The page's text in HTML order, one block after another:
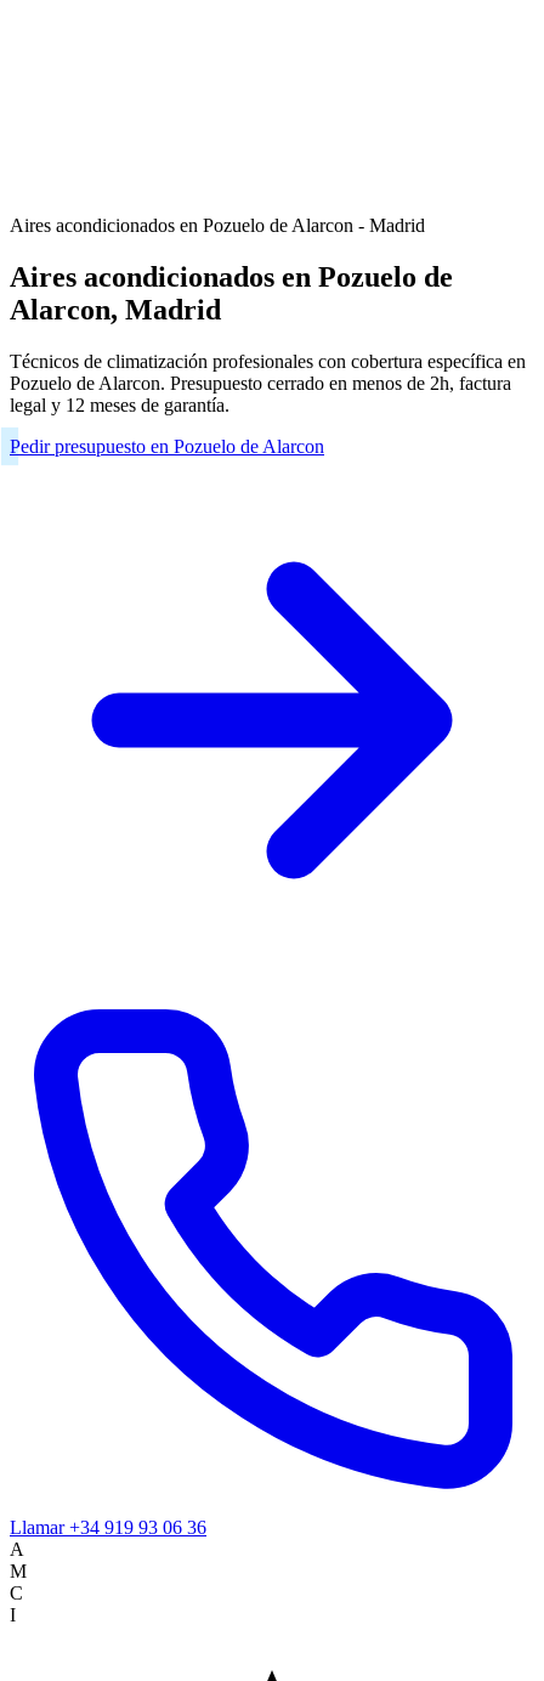
Aires acondicionados en Pozuelo de Alarcon - Madrid
Aires acondicionados en Pozuelo de
Alarcon, Madrid
Técnicos de climatización profesionales con cobertura específica en
Pozuelo de Alarcon. Presupuesto cerrado en menos de 2h, factura
legal y 12 meses de garantía.
Pedir presupuesto en Pozuelo de Alarcon
Llamar+34 919 93 06 36
A
M
C
I